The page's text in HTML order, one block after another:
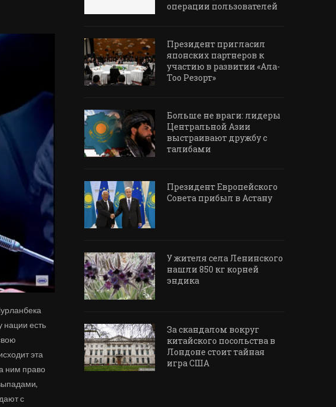
нации есть
эта
ним право
с
операции пользователей
Президент пригласил
японских партнеров к
участию в развитии «Ала-
Тоо Резорт»
Больше не враги: лидеры
Центральной Азии
выстраивают дружбу с
талибами
Президент Европейского
Совета прибыл в Астану
У жителя села Ленинского
нашли 850 кг корней
эндика
За скандалом вокруг
китайского посольства в
Лондоне стоит тайная
игра США